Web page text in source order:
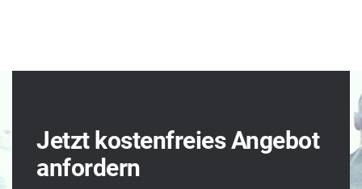
Jetzt kostenfreies Angebot
anfordern